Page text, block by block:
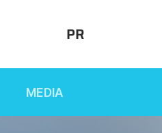
PR
MEDIA